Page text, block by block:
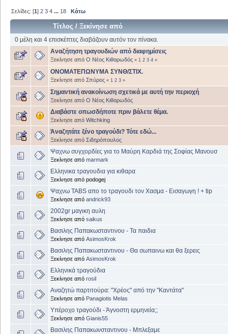
Σελίδες: [1]2 3 4 ... 18 Κάτω
Τίτλος /Ξεκίνησε από
0 μέλη και 4 επισκέπτες διαβάζουν αυτόν τον πίνακα.
Αναζήτηση τραγουδιών από διαφημίσεις
Ξεκίνησε από Ο Νέος Κιθαρωδός « 1 2 3 4 »
ΟΝΟΜΑΤΕΠΩΝΥΜΑ ΣΥΝΘ/ΣΤΙΧ.
Ξεκίνησε από Σπύρος « 1 2 3 »
Σημαντική ανακοίνωση σχετικά με αυτή την περιοχή
Ξεκίνησε από Ο Νέος Κιθαρωδός
Διαβάστε οπωσδήποτε πριν βάλετε θέμα.
Ξεκίνησε από Witchking
Άναζητάτε ξένο τραγούδι? Τότε εδώ...
Ξεκίνησε από Σιδηρόπουλος
Ψαχνω συγχορδίες για το Μαύρη Καρδιά της Σοφίας Μανουσ
Ξεκίνησε από marmark
Ελληνικα τραγουδια για κιθαρα
Ξεκίνησε από podogej
Ψαχνω TABS απο το τραγουδι τον Χασμα - Εισαγωγη ! + tip
Ξεκίνησε από andrick93
2002gr μαγικη αυλη
Ξεκίνησε από saikus
Βασιλης Παπακωσταντινου - Τα παιδια
Ξεκίνησε από AsimosKrok
Βασιλης Παπακωσταντινου - Θα σωπαινω και θα ξερεις
Ξεκίνησε από AsimosKrok
Ελληνικά τραγούδια
Ξεκίνησε από rosil
Αναζητώ παρτιτούρα: "Χρέος" από την "Καντάτα"
Ξεκίνησε από Panagiotis Melas
Υπέροχο τραγούδι - Άγνοστη ερμηνεία;;
Ξεκίνησε από Gianis55
Βασιλης Παπακωνσταντινου - Μπλεξαμε